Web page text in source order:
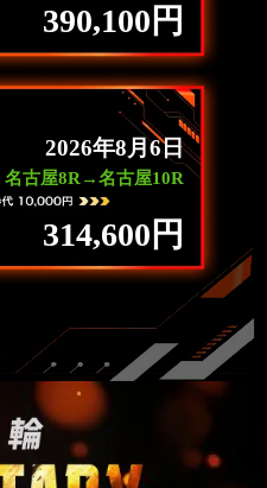
390,100円
2026年8月6日
名古屋8R→名古屋10R
314,600円